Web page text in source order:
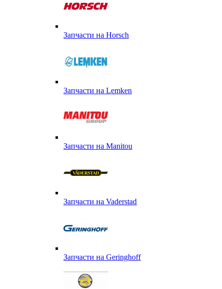
Запчасти на Horsch
Запчасти на Lemken
Запчасти на Manitou
Запчасти на Vaderstad
Запчасти на Geringhoff